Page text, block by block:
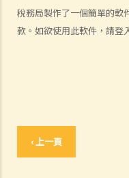
稅務局製作了一個簡單的軟
款。如欲使用此軟件，請登
‹ 上一頁
4. 薪俸稅及暫繳薪俸稅須於
5. 我可以在甚麼情況下繳交
2. 我從自己經營的業務支取
收入？